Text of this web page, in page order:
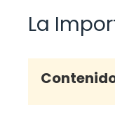
La